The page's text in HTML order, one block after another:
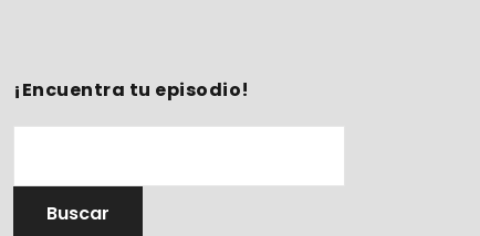
¡Encuentra tu episodio!